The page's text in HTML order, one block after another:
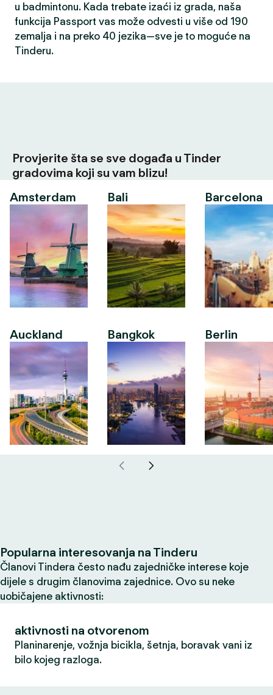
u badmintonu. Kada trebate izaći iz grada, naša
funkcija Passport vas može odvesti u više od 190
zemalja i na preko 40 jezika—sve je to moguće na
Tinderu.
Provjerite šta se sve događa u Tinder
gradovima koji su vam blizu!
Amsterdam
Auckland
Bali
Bangkok
Barcelona
Berlin
Popularna interesovanja na Tinderu
Članovi Tindera često nađu zajedničke interese koje
dijele s drugim članovima zajednice. Ovo su neke
uobičajene aktivnosti:
aktivnosti na otvorenom
Planinarenje, vožnja bicikla, šetnja, boravak vani iz
bilo kojeg razloga.